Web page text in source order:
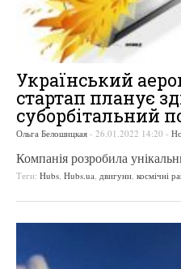
Український
стартап планує
суборбітальний
Ольга Белошицкая - 26.01.2022 14:20 -
Компанія розробила
Теги: Hubs Hubs.ua двигуни космічні